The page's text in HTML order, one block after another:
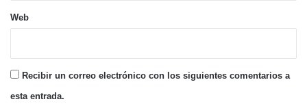
Web
Recibir un correo electrónico con los siguientes comentarios a
esta entrada.